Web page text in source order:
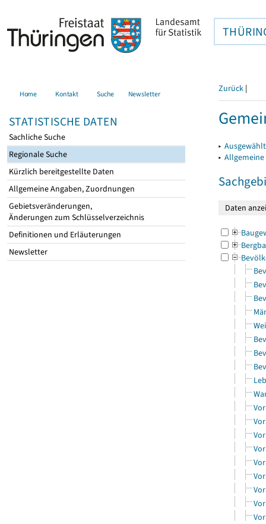
Home Kontakt Suche Newsletter
STATISTISCHE DATEN
Sachliche Suche
Regionale Suche
Kürzlich bereitgestellte Daten
Allgemeine Angaben, Zuordnungen
Gebietsveränderungen,
Änderungen zum Schlüsselverzeichnis
Definitionen und Erläuterungen
Newsletter
Zurück |
▸
▸